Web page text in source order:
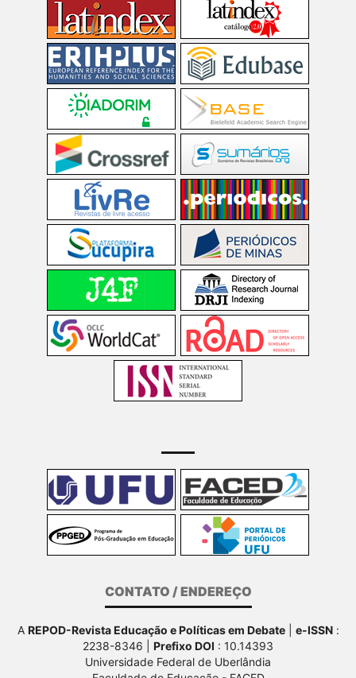
CONTATO / ENDEREÇO
A REPOD-Revista Educação e Políticas em Debate| e-ISSN:
2238-8346 | Prefixo DOI : 10.14393
Universidade Federal de Uberlândia